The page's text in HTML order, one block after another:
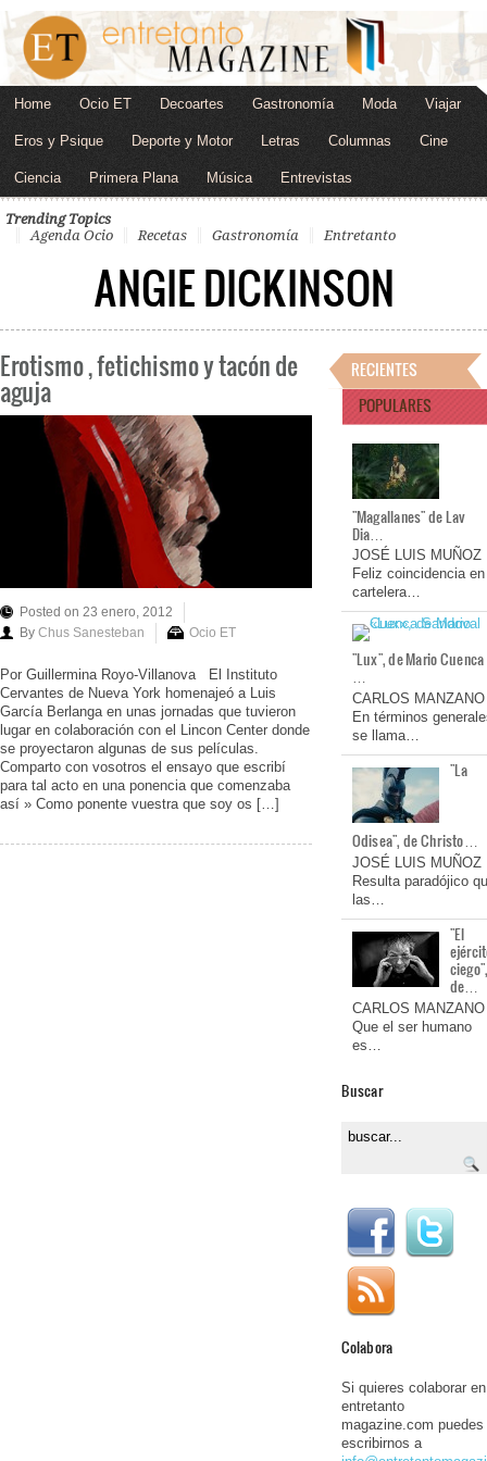
Home Ocio ET Decoartes Gastronomía Moda Viajar
Eros y Psique Deporte y Motor Letras Columnas Cine
Ciencia Primera Plana Música Entrevistas
Trending Topics
Agenda Ocio
Recetas Gastronomía Entretanto
ANGIE DICKINSON
Erotismo , fetichismo y tacón de
aguja
Posted on 23 enero, 2012
By Chus Sanesteban Ocio ET
Por Guillermina Royo-Villanova El Instituto
Cervantes de Nueva York homenajeó a Luis
García Berlanga en unas jornadas que tuvieron
lugar en colaboración con el Lincon Center donde
se proyectaron algunas de sus películas.
Comparto con vosotros el ensayo que escribí
para tal acto en una ponencia que comenzaba
así » Como ponente vuestra que soy os […]
RECIENTES
POPULARES
"Magallanes" de Lav
Dia…
JOSÉ LUIS MUÑOZ
Feliz coincidencia en
cartelera…
"Lux", de Mario Cuenca
…
CARLOS MANZANO
En términos
se llama…
"La
Odisea", de Christo…
JOSÉ LUIS MUÑOZ
Resulta paradójico
las…
"El
de…
CARLOS MANZANO
Que el ser humano
es…
Buscar
Colabora
Si quieres colaborar en
entretanto
magazine.com puedes
escribirnos a